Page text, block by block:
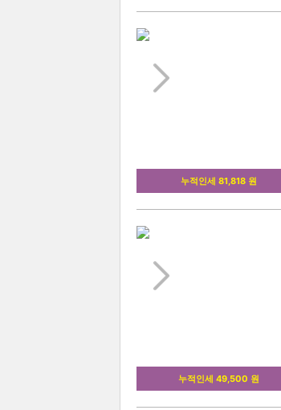
누적인세 81,818 원
누적인세 49,500 원